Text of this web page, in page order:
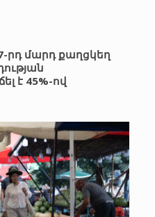
րդ մարդ քաղցկեղ
է 45%-ով